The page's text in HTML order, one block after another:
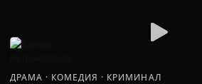
ДРАМА · КОМЕДИЯ · КРИМИНАЛ